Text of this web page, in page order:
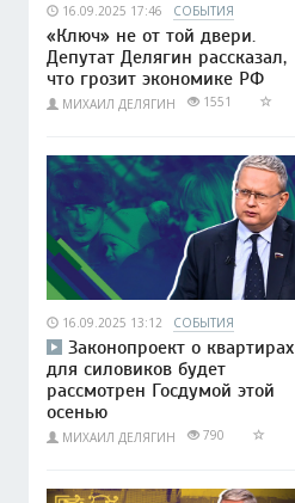
16.09.2025 17:46 СОБЫТИЯ
«Ключ» не от той двери.
Депутат Делягин рассказал,
что грозит экономике РФ
МИХАИЛ ДЕЛЯГИН 1551
16.09.2025 13:12 СОБЫТИЯ
Законопроект о квартирах
для силовиков будет
рассмотрен Госдумой этой
осенью
МИХАИЛ ДЕЛЯГИН 790